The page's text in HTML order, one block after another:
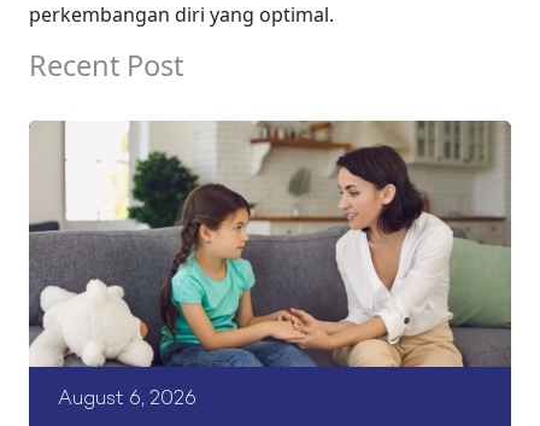
perkembangan diri yang optimal.
Recent Post
August 6, 2026